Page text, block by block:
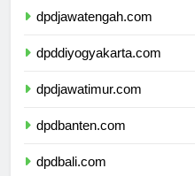
dpdjawatengah.com
dpddiyogyakarta.com
dpdjawatimur.com
dpdbanten.com
dpdbali.com